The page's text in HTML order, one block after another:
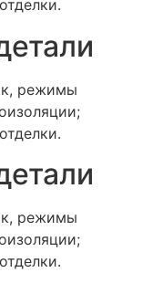
режимы
режимы